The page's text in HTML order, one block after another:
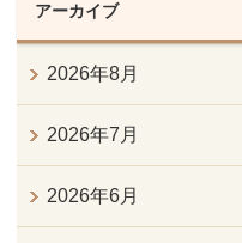
アーカイブ
2026年8月
2026年7月
2026年6月